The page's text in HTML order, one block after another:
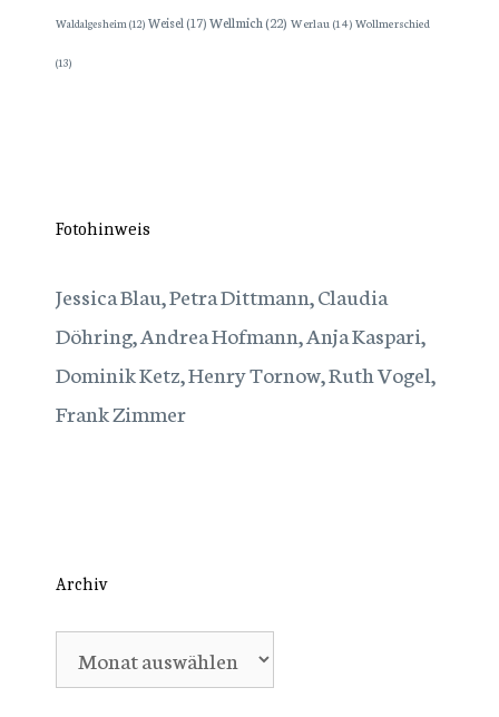
Waldalgesheim (12) Weisel (17)Wellmich (22) Werlau (14) Wollmerschied
(13)
Fotohinweis
Jessica Blau, Petra Dittmann, Claudia
Döhring, Andrea Hofmann, Anja Kaspari,
Dominik Ketz, Henry Tornow, Ruth Vogel,
Frank Zimmer
Archiv
Archiv